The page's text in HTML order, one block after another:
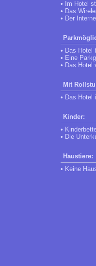
• Im Hotel
• Das
• Der
• Das Hotel
• Eine
• Das Hotel
Mit
• Das Hotel
Kinder:
•
• Die
Haustiere:
• Keine